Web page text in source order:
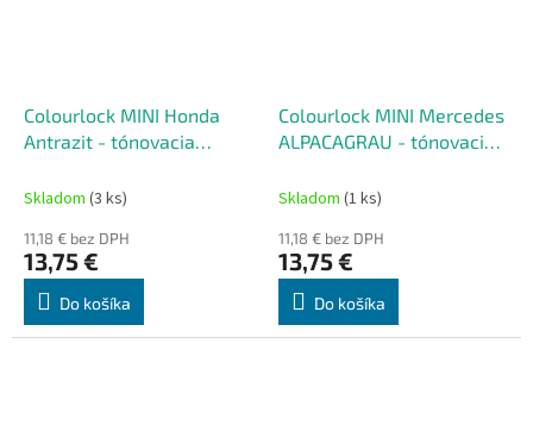
Colourlock MINI Honda
Antrazit - tónovacia
50 ml
Skladom (3 ks)
11,18 € bez DPH
13,75 €
Do košíka
Colourlock MINI Mercedes
ALPACAGRAU - tónovacia
50 ml
Skladom (1 ks)
11,18 € bez DPH
13,75 €
Do košíka